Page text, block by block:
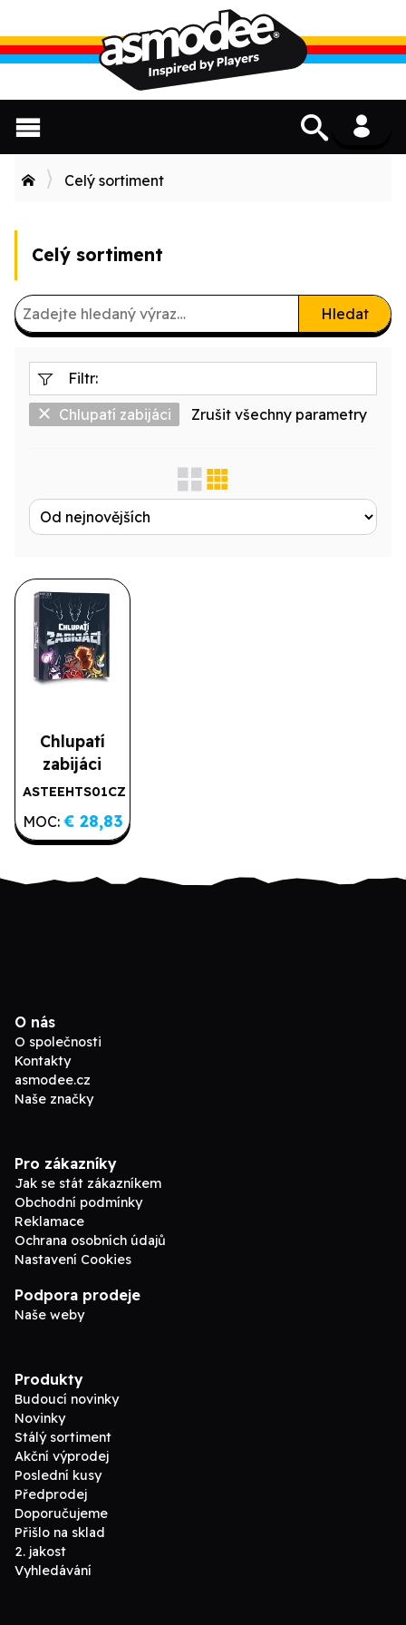
Celý sortiment
Celý sortiment
Hledat
Filtr:
Produktová řada
Licence
Druh
Chlupatí zabijáci Zrušit všechny parametry
Chlupatí
zabijáci
ASTEEHTS01CZ
MOC: € 28,83
O nás
O společnosti
Kontakty
asmodee.cz
Naše značky
Pro zákazníky
Jak se stát zákazníkem
Obchodní podmínky
Reklamace
Ochrana osobních údajů
Nastavení Cookies
Podpora prodeje
Naše weby
Produkty
Budoucí novinky
Novinky
Stálý sortiment
Akční výprodej
Poslední kusy
Předprodej
Doporučujeme
Přišlo na sklad
2. jakost
Vyhledávání